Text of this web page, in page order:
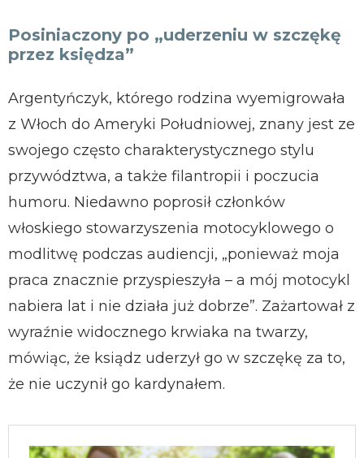
Posiniaczony po „uderzeniu w szczękę
przez księdza”
Argentyńczyk, którego rodzina wyemigrowała
z Włoch do Ameryki Południowej, znany jest ze
swojego często charakterystycznego stylu
przywództwa, a także filantropii i poczucia
humoru. Niedawno poprosił członków
włoskiego stowarzyszenia motocyklowego o
modlitwę podczas audiencji, „ponieważ moja
praca znacznie przyspieszyła – a mój motocykl
nabiera lat i nie działa już dobrze”. Zażartował z
wyraźnie widocznego krwiaka na twarzy,
mówiąc, że ksiądz uderzył go w szczękę za to,
że nie uczynił go kardynałem.